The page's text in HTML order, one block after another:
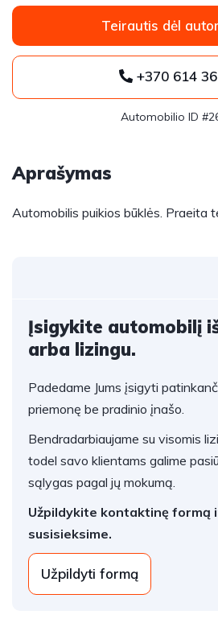
Teirautis dėl
+370 614
Automobilio ID
Aprašymas
Automobilis puikios būklės. Praeita
Įsigykite automobilį
arba lizingu.
Padedame Jums įsigyti
priemonę be pradinio įnašo.
Bendradarbiaujame su visomis
todel savo klientams galime
sąlygas pagal jų mokumą.
Užpildykite kontaktinę formą
susisieksime.
Užpildyti formą